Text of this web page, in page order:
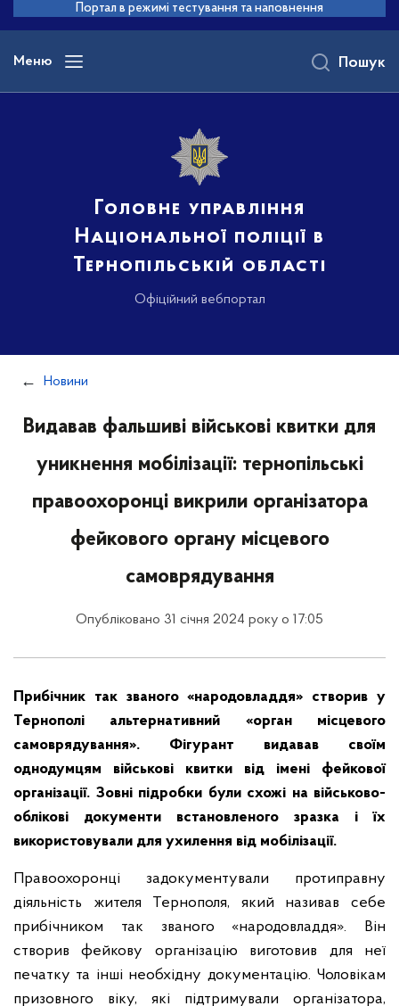
основного
вмісту
Портал в режимі тестування та наповнення
Меню
Головне управління
Національної поліції в
Тернопільській області
Офіційний вебпортал
Пошук
Новини
Видавав фальшиві військові квитки для
уникнення мобілізації: тернопільські
правоохоронці викрили організатора
фейкового органу місцевого
самоврядування
Опубліковано 31 січня 2024 року о 17:05
Прибічник так званого «народовладдя» створив у
Тернополі альтернативний «орган місцевого
самоврядування». Фігурант видавав своїм
однодумцям військові квитки від імені фейкової
організації. Зовні підробки були схожі на військово-
облікові документи встановленого зразка і їх
використовували для ухилення від мобілізації.
Правоохоронці задокументували протиправну
діяльність жителя Тернополя, який називав себе
прибічником так званого «народовладдя». Він
створив фейкову організацію виготовив для неї
печатку та інші необхідну документацію. Чоловікам
призовного віку, які підтримували організатора,